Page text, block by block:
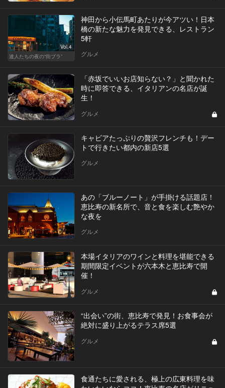
Vol.4
達人たちの夜の“街ブラ”
神田から小伝馬町あたりが今アツい！日本
橋の新たな魅力を発見できる、レストラン
5軒
グルメ
「赤坂でいいお店知らない？」と聞かれた
時に即答できる、イタリアンの名店が誕
生！
グルメ
キャビアたっぷりの贅沢フレンチも！デー
トで行きたい都内の新店5選
グルメ
あの「ブルーノート」が手掛ける話題店！
恵比寿の新名所で、音と食を楽しむ艶やか
な夜を
グルメ
本場イタリアのワインと料理を堪能できる
期間限定イベントが六本木と恵比寿で開
催！
グルメ
“出会い”の街、恵比寿で発見！お食事会が
絶対に盛り上がるテラス席5選
グルメ
食通たちに愛される、極上の広東料理を味